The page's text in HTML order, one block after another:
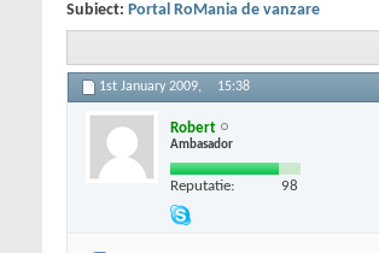
Subiect: Portal RoMania de vanzare
1st January 2009, 15:38
Robert
Ambasador
Reputatie: 98